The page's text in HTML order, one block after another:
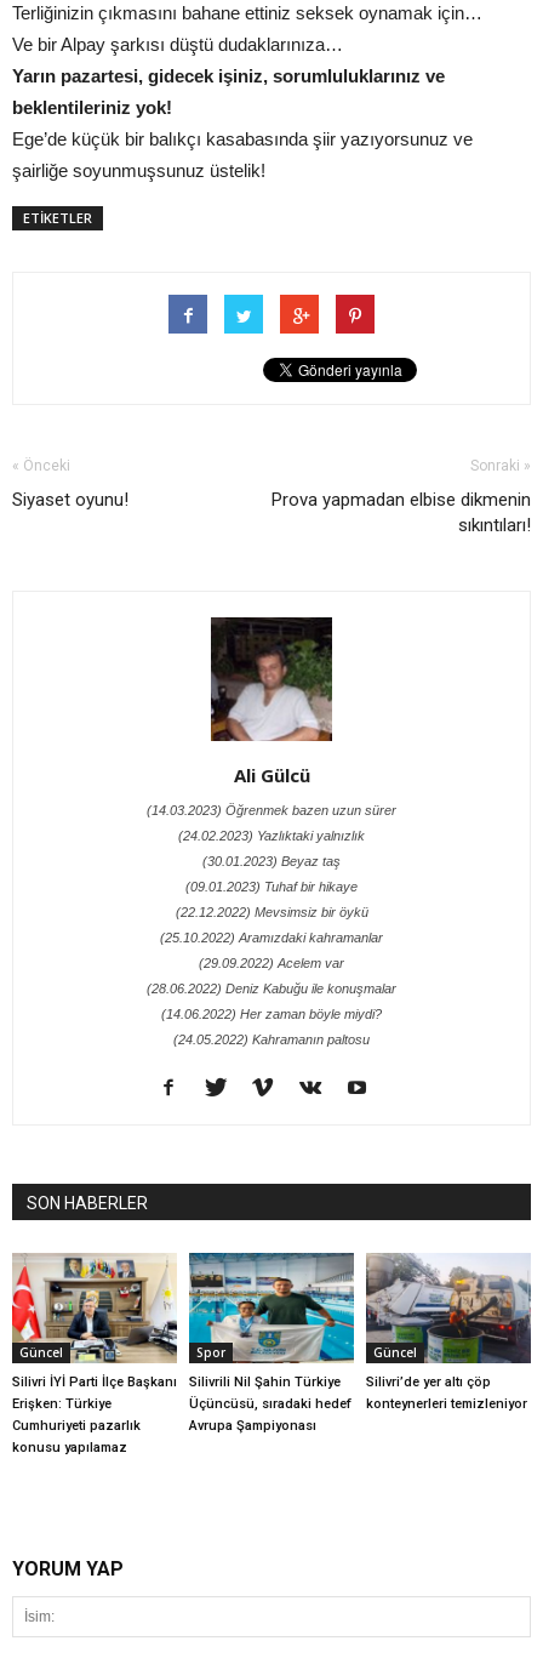
Terliğinizin çıkmasını bahane ettiniz seksek oynamak için…
Ve bir Alpay şarkısı düştü dudaklarınıza…
Yarın pazartesi, gidecek işiniz, sorumluluklarınız ve
beklentileriniz yok!
Ege’de küçük bir balıkçı kasabasında şiir yazıyorsunuz ve
şairliğe soyunmuşsunuz üstelik!
ETİKETLER
« Önceki
Siyaset oyunu!
Sonraki »
Prova yapmadan elbise dikmenin
sıkıntıları!
Ali Gülcü
(14.03.2023) Öğrenmek bazen uzun sürer
(24.02.2023) Yazlıktaki yalnızlık
(30.01.2023) Beyaz taş
(09.01.2023) Tuhaf bir hikaye
(22.12.2022) Mevsimsiz bir öykü
(25.10.2022) Aramızdaki kahramanlar
(29.09.2022) Acelem var
(28.06.2022) Deniz Kabuğu ile konuşmalar
(14.06.2022) Her zaman böyle miydi?
(24.05.2022) Kahramanın paltosu
SON HABERLER
Güncel
Silivri İYİ Parti İlçe Başkanı
Erişken: Türkiye
Cumhuriyeti pazarlık
konusu yapılamaz
Spor
Silivrili Nil Şahin Türkiye
Üçüncüsü, sıradaki hedef
Avrupa Şampiyonası
Güncel
Silivri’de yer altı çöp
konteynerleri temizleniyor
YORUM YAP